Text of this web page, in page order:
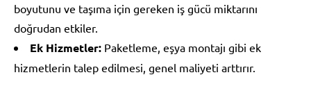
boyutunu ve taşıma için gereken iş gücü miktarını
doğrudan etkiler.
Ek Hizmetler: Paketleme, eşya montajı gibi ek
hizmetlerin talep edilmesi, genel maliyeti arttırır.